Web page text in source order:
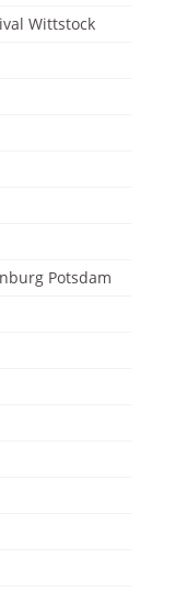
Wittstock
Potsdam